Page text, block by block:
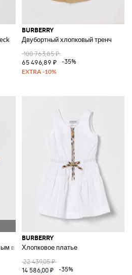
BURBERRY
Двубортный хлопковый тренч
100 763,85 ₽
65 496,89 ₽
-35%
вырезом
BURBERRY
Хлопковое платье
22 439,05 ₽
14 586,00 ₽
-35%